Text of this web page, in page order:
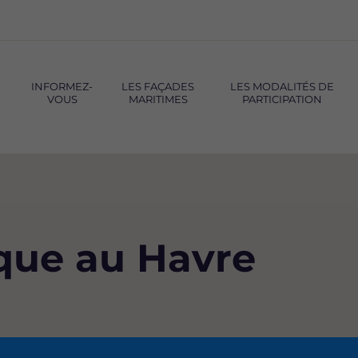
INFORMEZ-
VOUS
LES FAÇADES
MARITIMES
LES MODALITÉS DE
PARTICIPATION
au Havre